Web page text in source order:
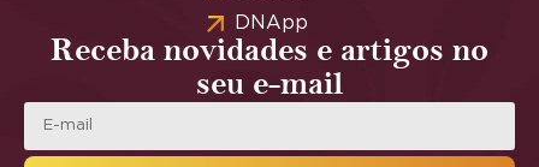
DNApp
Receba novidades e artigos no
seu e-mail